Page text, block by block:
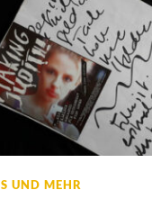
UND MEHR